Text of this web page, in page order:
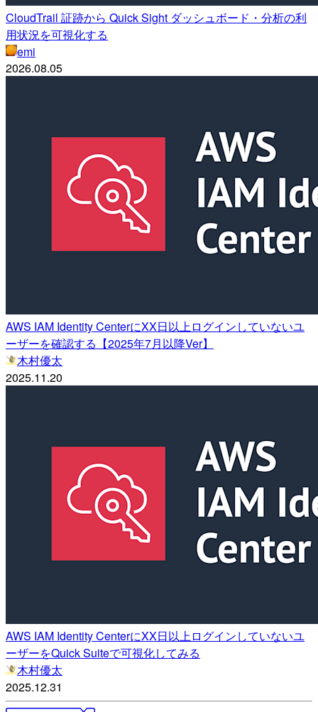
CloudTrail 証跡から Quick Sight ダッシュボード・分析の利
用状況を可視化する
emi
2026.08.05
AWS IAM Identity CenterにXX日以上ログインしていないユ
ーザーを確認する【2025年7月以降Ver】
木村優太
2025.11.20
AWS IAM Identity CenterにXX日以上ログインしていないユ
ーザーをQuick Suiteで可視化してみる
木村優太
2025.12.31